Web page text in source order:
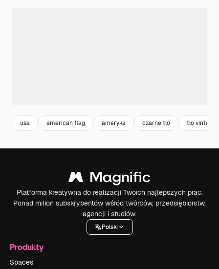
usa american flag ameryka czarne tło tło vintage
Platforma kreatywna do realizacji Twoich najlepszych prac.
Ponad milion subskrybentów wśród twórców, przedsiębiorstw,
agencji i studiów.
Polski
Produkty
Spaces